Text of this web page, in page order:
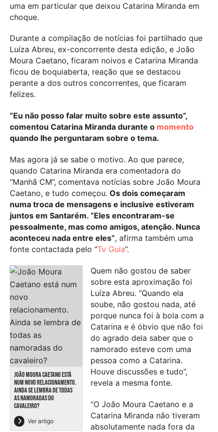
uma em particular que deixou Catarina Miranda em
choque.
Durante a compilação de notícias foi partilhado que
Luíza Abreu, ex-concorrente desta edição, e João
Moura Caetano, ficaram noivos e Catarina Miranda
ficou de boquiaberta, reação que se destacou
perante a dos outros concorrentes, que ficaram
felizes.
“Eu não posso falar muito sobre este assunto”,
comentou Catarina Miranda durante o momento
quando lhe perguntaram sobre o tema.
Mas agora já se sabe o motivo. Ao que parece,
quando Catarina Miranda era comentadora do
“Manhã CM”, comentava notícias sobre João Moura
Caetano, e tudo começou. Os dois começaram
numa troca de mensagens e inclusive estiveram
juntos em Santarém. “Eles encontraram-se
pessoalmente, mas como amigos, atenção. Nunca
aconteceu nada entre eles”, afirma também uma
fonte contactada pelo “Tv Guia”.
JOÃO MOURA CAETANO ESTÁ
NUM NOVO RELACIONAMENTO.
AINDA SE LEMBRA DE TODAS
AS NAMORADAS DO
CAVALEIRO?
Ver artigo
Quem não gostou de saber
sobre esta aproximação foi
Luíza Abreu. “Quando ela
soube, não gostou nada, até
porque nunca foi à bola com a
Catarina e é óbvio que não foi
do agrado dela saber que o
namorado esteve com uma
pessoa como a Catarina.
Houve discussões e tudo”,
revela a mesma fonte.
“O João Moura Caetano e a
Catarina Miranda não tiveram
absolutamente nada fora da